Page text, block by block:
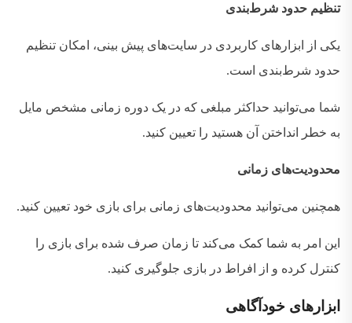
تنظیم حدود شرط‌بندی
یکی از ابزارهای کاربردی در سایت‌های پیش بینی، امکان تنظیم
حدود شرط‌بندی است.
شما می‌توانید حداکثر مبلغی که در یک دوره زمانی مشخص مایل
به خطر انداختن آن هستید را تعیین کنید.
محدودیت‌های زمانی
همچنین می‌توانید محدودیت‌های زمانی برای بازی خود تعیین کنید.
این امر به شما کمک می‌کند تا زمان صرف شده برای بازی را
کنترل کرده و از افراط در بازی جلوگیری کنید.
ابزارهای خودآگاهی